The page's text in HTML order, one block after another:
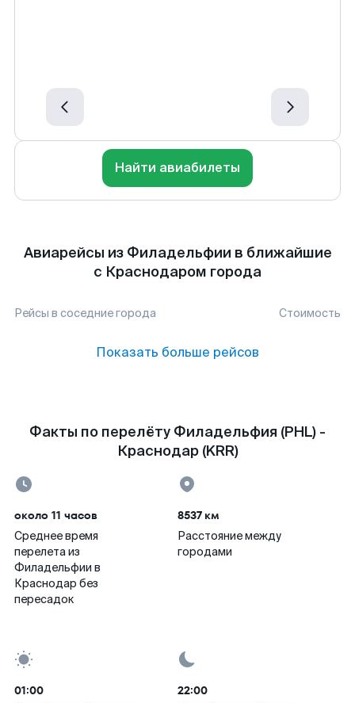
Найти авиабилеты
Авиарейсы из Филадельфии в ближайшие
с Краснодаром города
Рейсы в соседние города Стоимость
Показать больше рейсов
Факты по перелёту Филадельфия (PHL) -
Краснодар (KRR)
около 11 часов
Среднее время
перелета из
Филадельфии в
Краснодар без
пересадок
8537 км
Расстояние между
городами
01:00 22:00